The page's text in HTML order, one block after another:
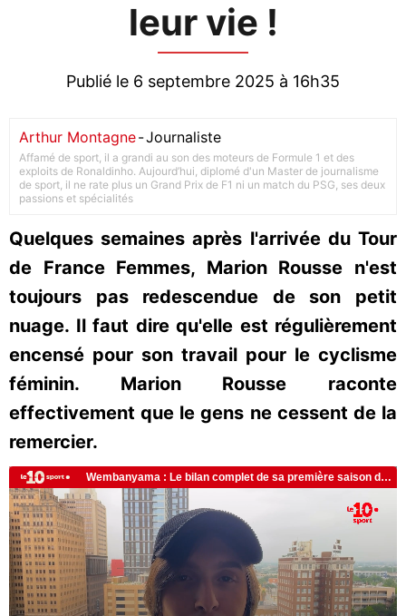
leur vie !
Publié le 6 septembre 2025 à 16h35
Arthur Montagne-Journaliste
Affamé de sport, il a grandi au son des moteurs de Formule 1 et des
exploits de Ronaldinho. Aujourd’hui, diplomé d'un Master de journalisme
de sport, il ne rate plus un Grand Prix de F1 ni un match du PSG, ses deux
passions et spécialités
Quelques semaines après l'arrivée du Tour
de France Femmes, Marion Rousse n'est
toujours pas redescendue de son petit
nuage. Il faut dire qu'elle est régulièrement
encensé pour son travail pour le cyclisme
féminin. Marion Rousse raconte
effectivement que le gens ne cessent de la
remercier.